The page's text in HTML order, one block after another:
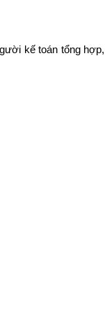
kế toán tổng hợp,